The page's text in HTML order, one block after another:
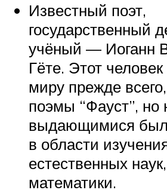
Известный поэт,
государственный
учёный — Иоганн
Гёте. Этот
миру прежде
поэмы “Фауст”, но
выдающимися
в области
естественных
математики.